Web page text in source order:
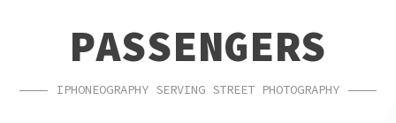
NAVIGATIONPASSENGERS
IPHONEOGRAPHY SERVING STREET PHOTOGRAPHY